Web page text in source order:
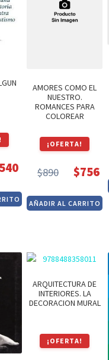
540
AMORES COMO EL
NUESTRO.
ROMANCES PARA
COLOREAR
¡OFERTA!
$890
precio
original
$756
precio
actual
AÑADIR AL CARRITO
ARQUITECTURA DE
INTERIORES. LA
DECORACION MURAL
¡OFERTA!